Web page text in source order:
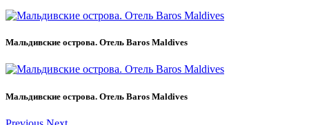
Мальдивские острова. Отель Baros Maldives
Мальдивские острова. Отель Baros Maldives